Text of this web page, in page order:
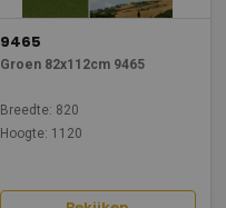
9465
Groen 82x112cm 9465
Breedte: 820
Hoogte: 1120